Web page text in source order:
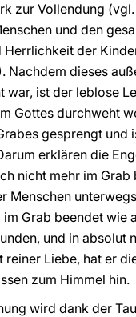
zur Vollendung (vgl.
und den
Herrlichkeit der
Nachdem dieses
war, ist der leblose
Gottes durchweht
gesprengt und
erklären die
nicht mehr im
Menschen
im Grab beendet wie
und in absolut
reiner Liebe, hat er
zum Himmel hin.
wird dank der